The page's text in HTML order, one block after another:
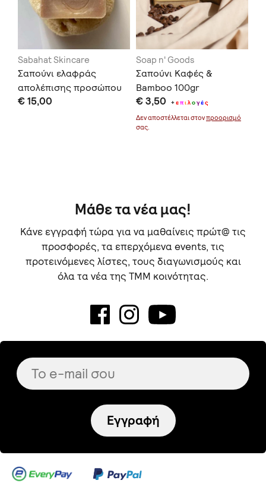
Sabahat Skincare
Σαπούνι ελαφράς
απολέπισης προσώπου
και ενυδάτωσης μαλλιών
€ 15,00
Soap n' Goods
Σαπούνι Καφές &
Bamboo 100gr
€ 3,50 +επιλογές
Δεν αποστέλλεται στονπροορισμό
σας.
Μάθε τα νέα μας!
Κάνε εγγραφή τώρα για να μαθαίνεις πρώτ@ τις
προσφορές, τα επερχόμενα events, τις
προτεινόμενες λίστες, τους διαγωνισμούς και
όλα τα νέα της TMM κοινότητας.
Εγγραφή